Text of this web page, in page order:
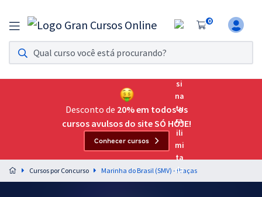
0
Assinatura Ilimitada 11
Acesso a todos os cursos. Teste grátis por 7 dias!
Assinatura OAB Até Passar
Acesso ilimitado a toda preparação para o Exame da
Preparação completa e intensiva para as principais
residências em saúde do Brasil
Desconto de 20% em todos os
cursos avulsos do site SÓ HOJE!
Conhecer cursos
Cursos por Concurso Marinha do Brasil (SMV) - Praças